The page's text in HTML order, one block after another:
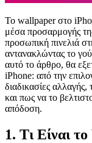
Το wallpaper στο
μέσα προσαρμογής
προσωπική πινελιά
αντανακλώντας το
αυτό το άρθρο, θα
iPhone: από την
διαδικασίες
και πως να το
απόδοση.
1. Τι Είναι